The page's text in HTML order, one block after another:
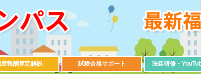
度報酬算定解説 試験合格サポート 法廷研修・